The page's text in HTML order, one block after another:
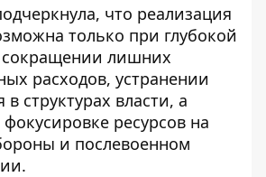
что реализация
только при глубокой
сокращении лишних
расходов, устранении
структурах власти, а
ресурсов на
и послевоенном